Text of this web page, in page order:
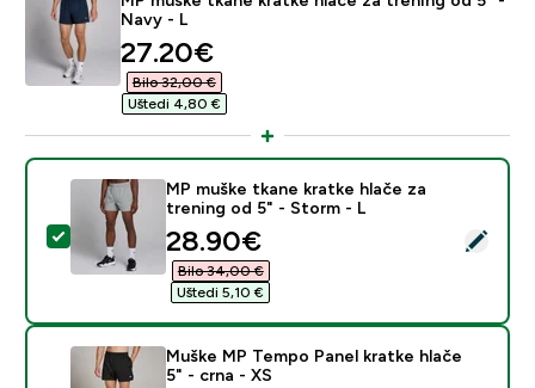
Navy - L
discounted price
27.20€‎
Bilo 32,00 €‎
Uštedi 4,80 €‎
Odaberi ovaj proizvod - MP muške tkane kratke
MP muške tkane kratke hlače za
trening od 5" - Storm - L
discounted price
28.90€‎
Bilo 34,00 €‎
Uštedi 5,10 €‎
Muške MP Tempo Panel kratke hlače
5" - crna - XS